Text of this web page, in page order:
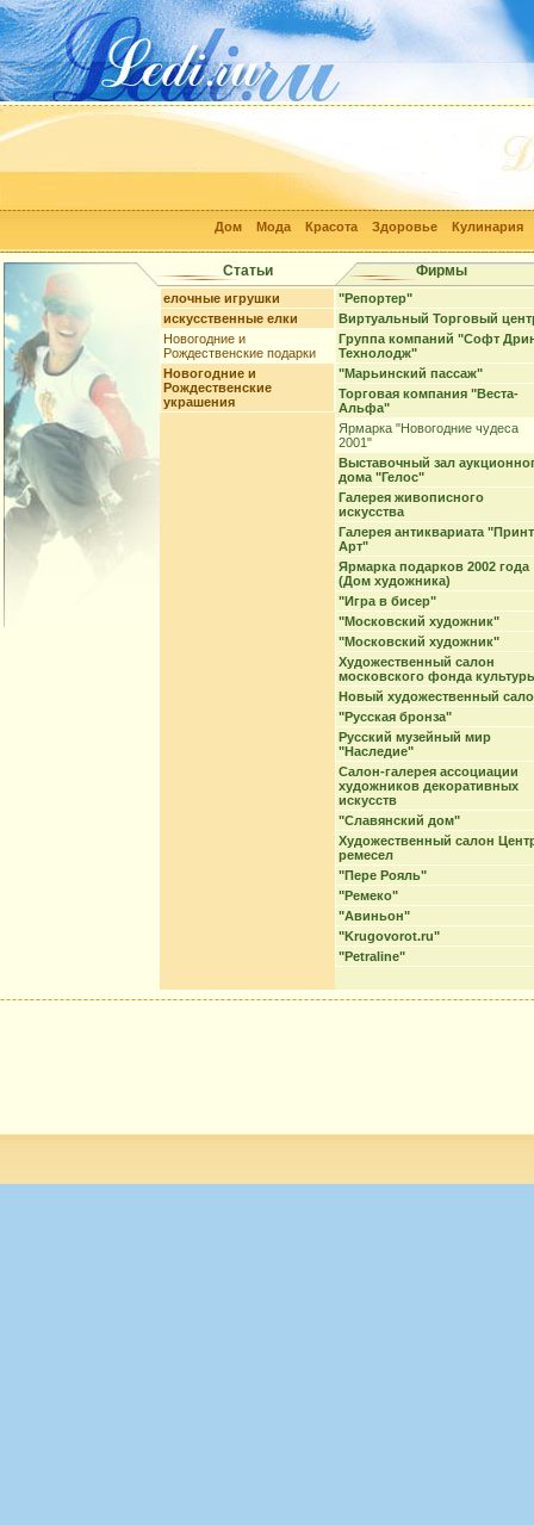
Дом Мода Красота Здоровье Кулинария
Статьи Фирмы
елочные игрушки
искусственные елки
Новогодние и
Рождественские подарки
Новогодние и
Рождественские
украшения
"Репортер"
Виртуальный Торговый
Группа компаний "Софт
Технолодж"
"Марьинский пассаж"
Торговая компания "Веста-
Альфа"
Ярмарка "Новогодние чудеса
2001"
Выставочный зал
дома "Гелос"
Галерея живописного
искусства
Галерея антиквариата
Арт"
Ярмарка подарков 2002 года
(Дом художника)
"Игра в бисер"
"Московский художник"
"Московский художник"
Художественный салон
московского фонда
Новый художественный
"Русская бронза"
Русский музейный мир
"Наследие"
Салон-галерея ассоциации
художников декоративных
искусств
"Славянский дом"
Художественный салон
ремесел
"Пере Рояль"
"Ремеко"
"Авиньон"
"Krugovorot.ru"
"Petraline"